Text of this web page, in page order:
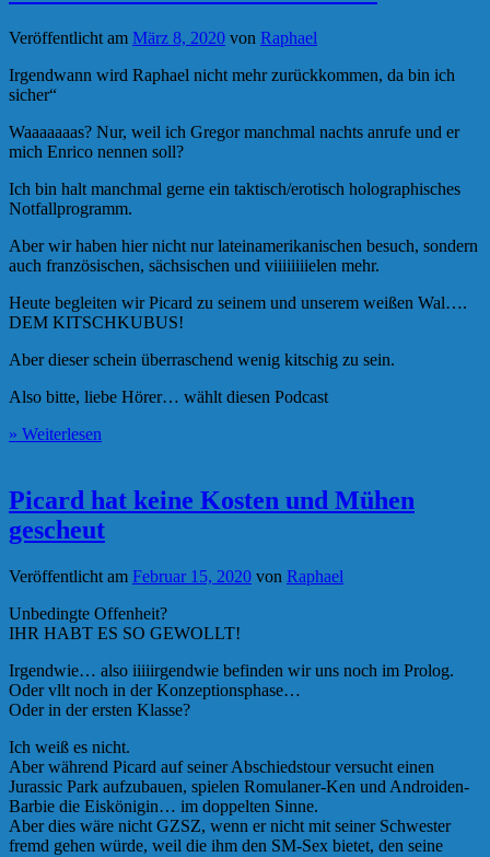
Veröffentlicht am März 8, 2020 von Raphael
Irgendwann wird Raphael nicht mehr zurückkommen, da bin ich
sicher“
Waaaaaaas? Nur, weil ich Gregor manchmal nachts anrufe und er
mich Enrico nennen soll?
Ich bin halt manchmal gerne ein taktisch/erotisch holographisches
Notfallprogramm.
Aber wir haben hier nicht nur lateinamerikanischen besuch, sondern
auch französischen, sächsischen und viiiiiiiielen mehr.
Heute begleiten wir Picard zu seinem und unserem weißen Wal….
DEM KITSCHKUBUS!
Aber dieser schein überraschend wenig kitschig zu sein.
Also bitte, liebe Hörer… wählt diesen Podcast
» Weiterlesen
Picard hat keine Kosten und Mühen
gescheut
Veröffentlicht am Februar 15, 2020 von Raphael
Unbedingte Offenheit?
IHR HABT ES SO GEWOLLT!
Irgendwie… also iiiiirgendwie befinden wir uns noch im Prolog.
Oder vllt noch in der Konzeptionsphase…
Oder in der ersten Klasse?
Ich weiß es nicht.
Aber während Picard auf seiner Abschiedstour versucht einen
Jurassic Park aufzubauen, spielen Romulaner-Ken und Androiden-
Barbie die Eiskönigin… im doppelten Sinne.
Aber dies wäre nicht GZSZ, wenn er nicht mit seiner Schwester
fremd gehen würde, weil die ihm den SM-Sex bietet, den seine